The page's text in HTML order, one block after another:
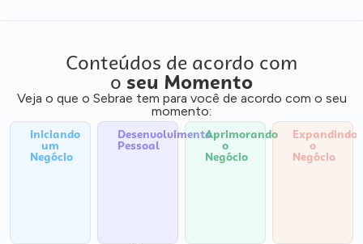
Conteúdos de acordo com
o seu Momento
Veja o que o Sebrae tem para você de acordo com o seu
momento:
Iniciando
um
Negócio
Desenvolvimento
Pessoal
Aprimorando
o
Negócio
Expandindo
o
Negócio